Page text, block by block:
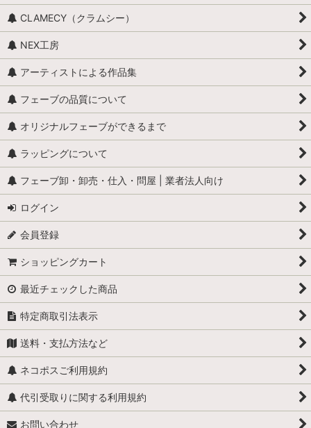
映画・ヒーロー
王・貴族・英雄・歴史上の人物
おやすみなさい、こども達 / くまのヌーヌー
怪物
学校
学者・発明家・詩人
カリメロ
キティ
小人
くまのプーさん
少年ブールと愛犬ビル
職業・仕事
スーパーマン
CLAMECY（クラムシー）
NEX工房
アーティストによる作品集
フェーブの品質について
オリジナルフェーブができるまで
ラッピングについて
フェーブ卸・卸売・仕入・問屋 | 業者法人向け
ログイン
会員登録
ショッピングカート
最近チェックした商品
特定商取引法表示
送料・支払方法など
ネコポスご利用規約
代引受取りに関する利用規約
お問い合わせ